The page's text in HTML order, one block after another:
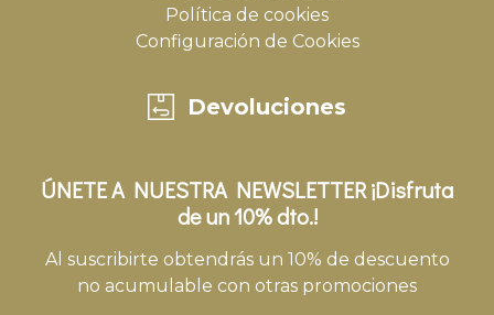
Política de cookies
Configuración de Cookies
Devoluciones
ÚNETE A NUESTRA NEWSLETTER ¡Disfruta
de un 10% dto.!
Al suscribirte obtendrás un 10% de descuento
no acumulable con otras promociones